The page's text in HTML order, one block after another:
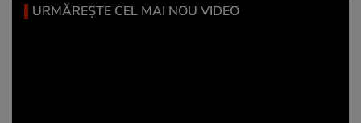
URMĂREȘTE CEL MAI NOU VIDEO